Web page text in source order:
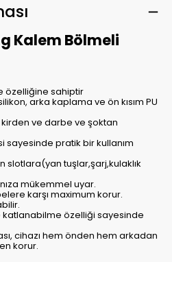
Kalem Bölmeli
özelliğine sahiptir
silikon, arka kaplama ve ön kısım PU
kirden ve darbe ve şoktan
pratik bir kullanım
slotlara(yan tuşlar,şarj,kulaklık
mükemmel uyar.
karşı maximum korur.
özelliği sayesinde
cihazı hem önden hem arkadan
korur.